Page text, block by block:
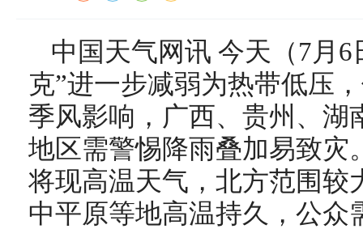
中国天气网讯 今天（7月
克”进一步减弱为热带低压
季风影响，广西、贵州、湖
地区需警惕降雨叠加易致灾
将现高温天气，北方范围较
中平原等地高温持久，公众